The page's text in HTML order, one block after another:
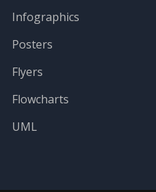
Infographics
Posters
Flyers
Flowcharts
UML